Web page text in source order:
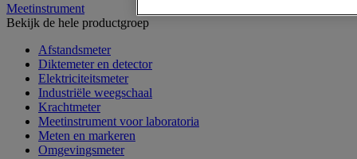
Meetinstrument
Bekijk de hele productgroep
Afstandsmeter
Diktemeter en detector
Elektriciteitsmeter
Industriële weegschaal
Krachtmeter
Meetinstrument voor laboratoria
Meten en markeren
Omgevingsmeter